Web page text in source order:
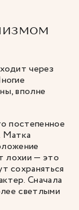
через
вполне
постепенное
Матка
лохии — это
сохраняться
Сначала
светлыми